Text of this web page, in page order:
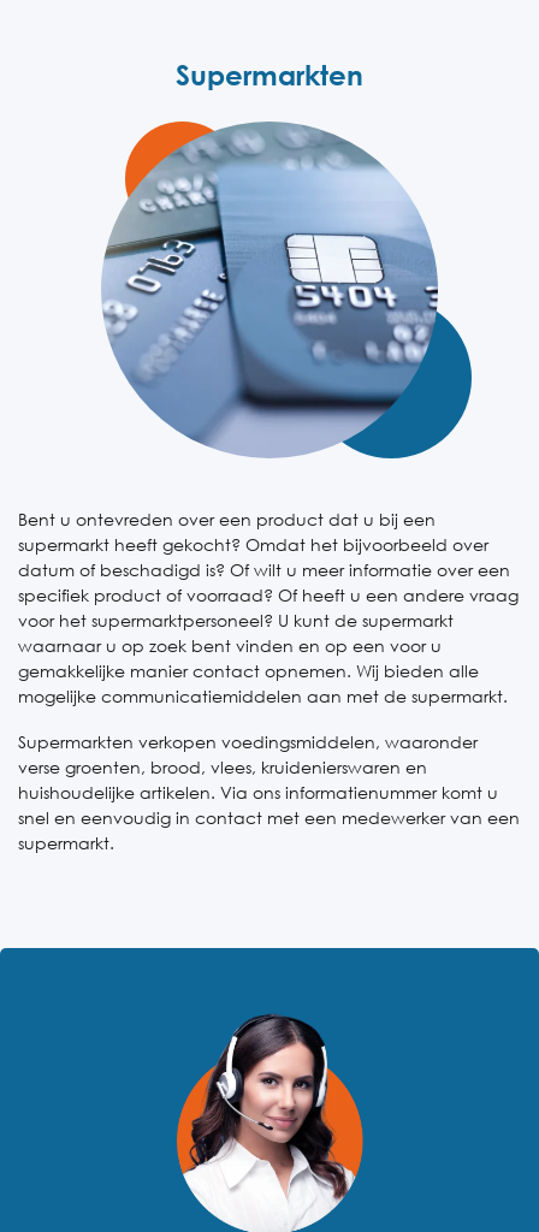
Supermarkten
Bent u ontevreden over een product dat u bij een
supermarkt heeft gekocht? Omdat het bijvoorbeeld over
datum of beschadigd is? Of wilt u meer informatie over een
specifiek product of voorraad? Of heeft u een andere vraag
voor het supermarktpersoneel? U kunt de supermarkt
waarnaar u op zoek bent vinden en op een voor u
gemakkelijke manier contact opnemen. Wij bieden alle
mogelijke communicatiemiddelen aan met de supermarkt.
Supermarkten verkopen voedingsmiddelen, waaronder
verse groenten, brood, vlees, kruidenierswaren en
huishoudelijke artikelen. Via ons informatienummer komt u
snel en eenvoudig in contact met een medewerker van een
supermarkt.